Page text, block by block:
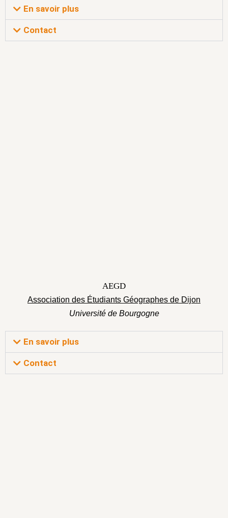
En savoir plus
Contact
AEGD
Association des Étudiants Géographes de Dijon
Université de Bourgogne
En savoir plus
Contact